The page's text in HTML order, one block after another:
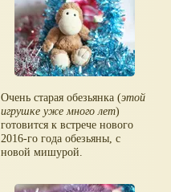
Очень старая обезьянка (этой
игрушке уже много лет)
готовится к встрече нового
2016-го года обезьяны, с
новой мишурой.